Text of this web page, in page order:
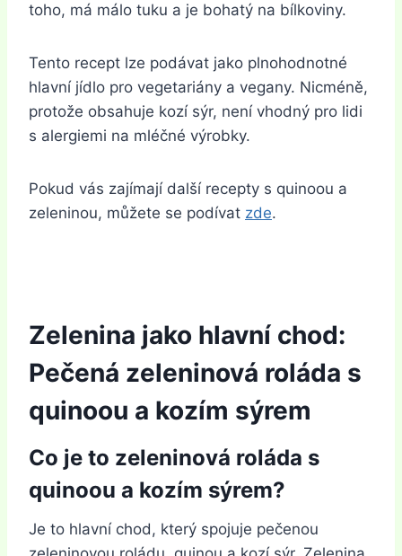
toho, má málo tuku a je bohatý na bílkoviny.
Tento recept lze podávat jako plnohodnotné
hlavní jídlo pro vegetariány a vegany. Nicméně,
protože obsahuje kozí sýr, není vhodný pro lidi
s alergiemi na mléčné výrobky.
Pokud vás zajímají další recepty s quinoou a
zeleninou, můžete se podívat zde.
Zelenina jako hlavní chod:
Pečená zeleninová roláda s
quinoou a kozím sýrem
Co je to zeleninová roláda s
quinoou a kozím sýrem?
Je to hlavní chod, který spojuje pečenou